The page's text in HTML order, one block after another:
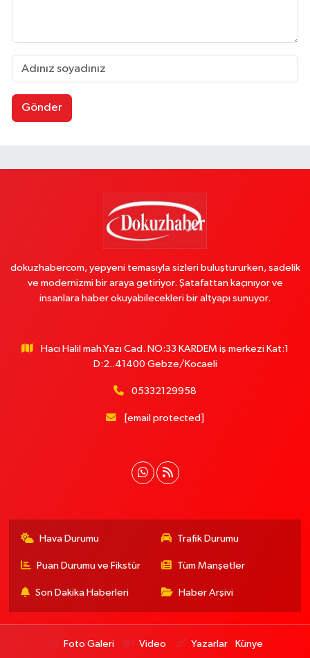
Gönder
dokuzhabercom, yepyeni temasıyla sizleri buluştururken, sadelik
ve modernizmi bir araya getiriyor. Şatafattan kaçınıyor ve
insanlara haber okuyabilecekleri bir altyapı sunuyor.
Hacı Halil mah.Yazı Cad. NO:33 KARDEM iş merkezi Kat:1
D:2..41400 Gebze/Kocaeli
05332129958
[email protected]
Hava Durumu Trafik Durumu
Puan Durumu ve Fikstür Tüm Manşetler
Son Dakika Haberleri Haber Arşivi
Foto Galeri Video Yazarlar Künye